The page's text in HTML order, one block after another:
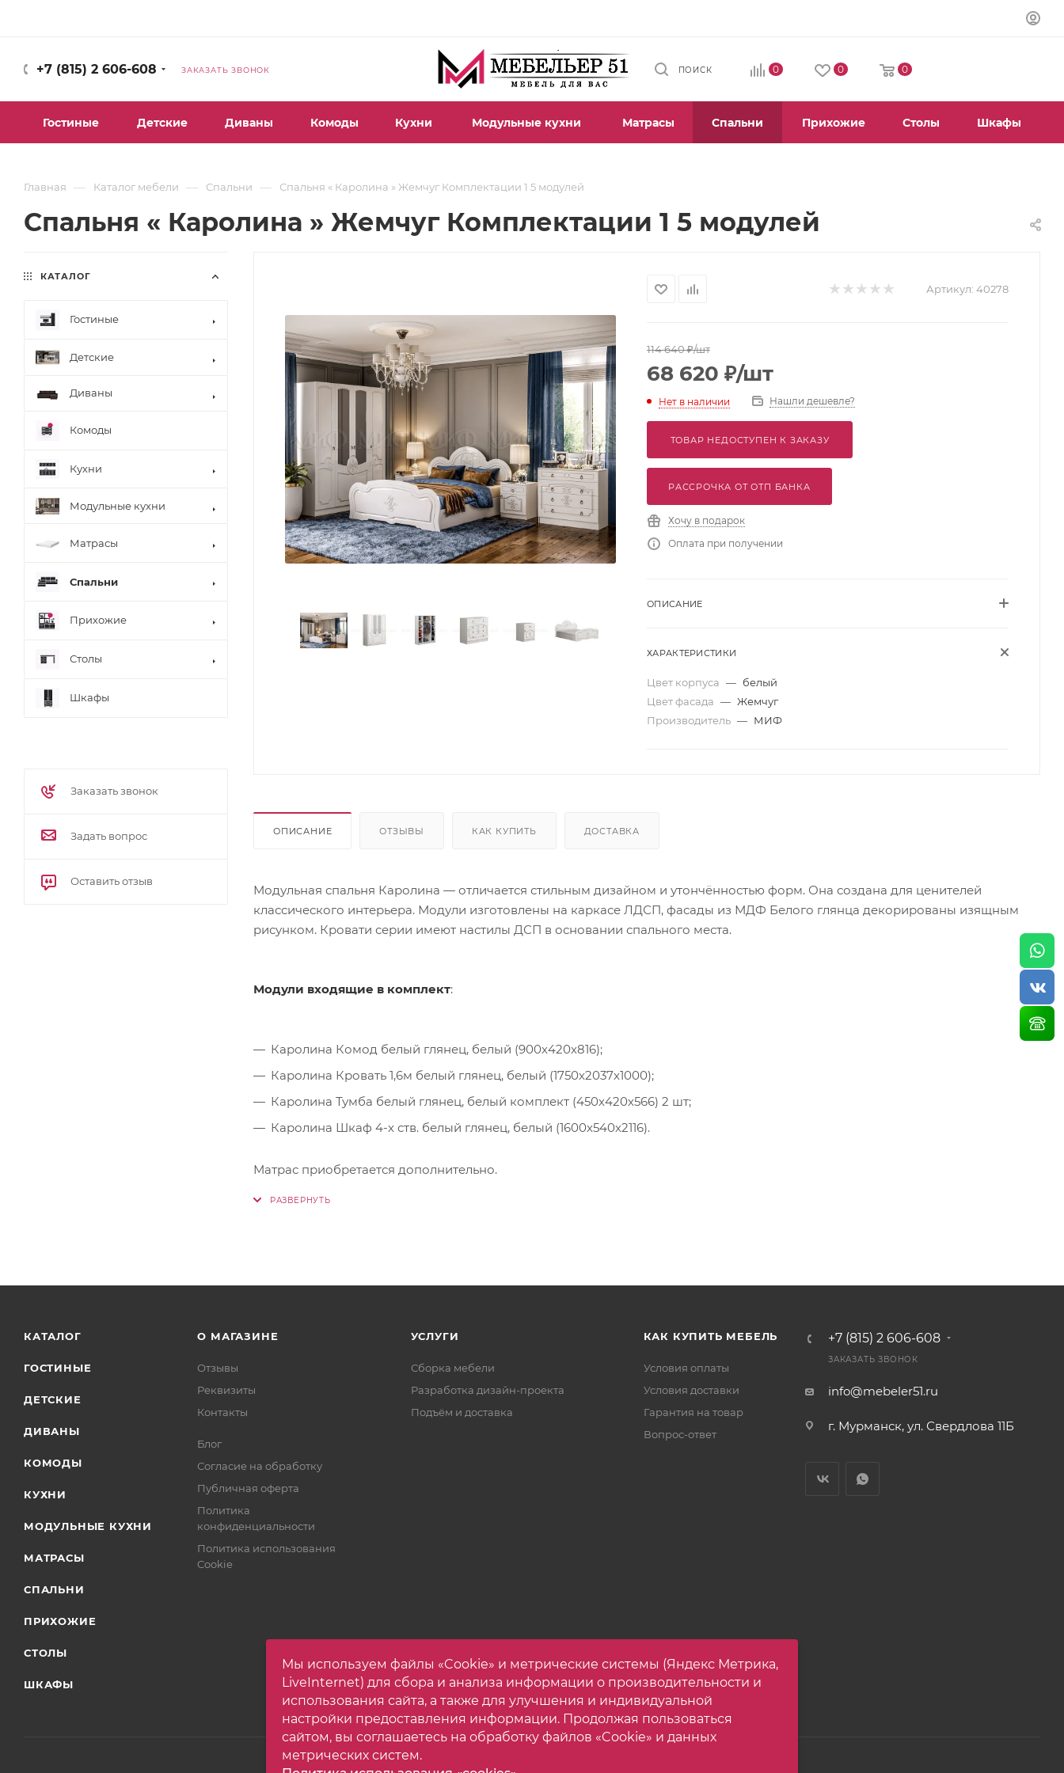
+7 (815) 2 606-608 ЗАКАЗАТЬ ЗВОНОК ПОИСК 0 0 0
Гостиные Детские Диваны Комоды Кухни Модульные кухни Матрасы Спальни Прихожие Столы Шкафы
Главная — Каталог мебели — Спальни — Спальня « Каролина » Жемчуг Комплектации 1 5 модулей
Спальня « Каролина » Жемчуг Комплектации 1 5 модулей
Артикул: 40278
114 640₽/шт
68 620 ₽/шт
Нет в наличии Нашли дешевле?
ТОВАР НЕДОСТУПЕН К ЗАКАЗУ
РАССРОЧКА ОТ ОТП БАНКА
Хочу в подарок
Оплата при получении
ОПИСАНИЕ
ХАРАКТЕРИСТИКИ
Цвет корпуса — белый
Цвет фасада — Жемчуг
Производитель — МИФ
ОПИСАНИЕ ОТЗЫВЫ КАК КУПИТЬ ДОСТАВКА
Модульная спальня Каролина — отличается стильным дизайном и утончённостью форм. Она создана для ценителей
классического интерьера. Модули изготовлены на каркасе ЛДСП, фасады из МДФ Белого глянца декорированы изящным
рисунком. Кровати серии имеют настилы ДСП в основании спального места.
Модули входящие в комплект:
Каролина Комод белый глянец, белый (900х420х816);
Каролина Кровать 1,6м белый глянец, белый (1750х2037х1000);
Каролина Тумба белый глянец, белый комплект (450х420х566) 2 шт;
Каролина Шкаф 4-х ств. белый глянец, белый (1600х540х2116).
Матрас приобретается дополнительно.
КАТАЛОГ
Гостиные
Детские
Диваны
Комоды
Кухни
Модульные кухни
Матрасы
Спальни
Прихожие
Столы
Шкафы
Заказать звонок
Задать вопрос
Оставить отзыв
КАТАЛОГ
ГОСТИНЫЕ
ДЕТСКИЕ
ДИВАНЫ
КОМОДЫ
КУХНИ
МОДУЛЬНЫЕ КУХНИ
МАТРАСЫ
СПАЛЬНИ
ПРИХОЖИЕ
СТОЛЫ
ШКАФЫ
О МАГАЗИНЕ
Отзывы
Реквизиты
Контакты
Блог
Согласие на обработку
Публичная оферта
Политика
конфиденциальности
Политика использования
Cookie
УСЛУГИ
Сборка мебели
Разработка дизайн-проекта
Подъём и доставка
КАК КУПИТЬ МЕБЕЛЬ
Условия оплаты
Условия доставки
Гарантия на товар
Вопрос-ответ
+7 (815) 2 606-608
ЗАКАЗАТЬ ЗВОНОК
info@mebeler51.ru
г. Мурманск, ул. Свердлова 11Б
Мы используем файлы «Cookie» и метрические системы (Яндекс Метрика,
LiveInternet) для сбора и анализа информации о производительности и
использования сайта, а также для улучшения и индивидуальной
настройки предоставления информации. Продолжая пользоваться
сайтом, вы соглашаетесь на обработку файлов «Cookie» и данных
метрических систем.